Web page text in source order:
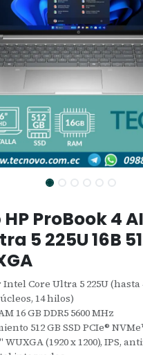
ProBook 4
5 225U 16B
Core Ultra 5 225U (hasta
14 hilos)
16 GB DDR5 5600 MHz
512 GB SSD PCIe®
(1920 x 1200), IPS,